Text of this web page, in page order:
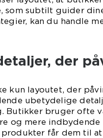
som subtilt guider
kan du handle
der
kun layoutet, der
ubetydelige
Butikker bruger ofte
og mere
får dem til